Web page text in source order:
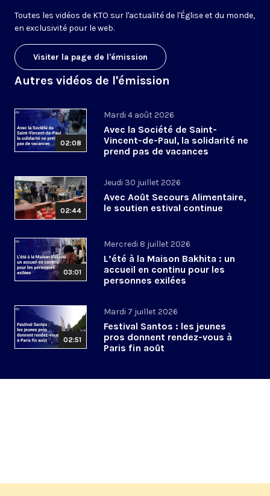
Toutes les vidéos de KTO sur l'actualité de l'Église et du monde,
en exclusivité pour le web.
Visiter la page de l'émission
Autres vidéos de l'émission
02:08
Mardi 4 août 2026
Avec la Société de Saint-
Vincent-de-Paul, la solidarité ne
prend pas de vacances
02:44
Jeudi 30 juillet 2026
Avec Août Secours Alimentaire,
le soutien estival continue
03:01
Mercredi 8 juillet 2026
L’été à la Maison Bakhita : un
accueil en continu pour les
personnes exilées
02:51
Mardi 7 juillet 2026
Festival Santos : les jeunes
pros donnent rendez-vous à
Paris fin août